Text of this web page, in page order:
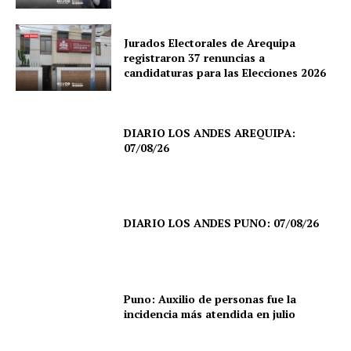
Jurados Electorales de Arequipa
registraron 37 renuncias a
candidaturas para las Elecciones 2026
DIARIO LOS ANDES AREQUIPA:
07/08/26
DIARIO LOS ANDES PUNO: 07/08/26
Puno: Auxilio de personas fue la
incidencia más atendida en julio